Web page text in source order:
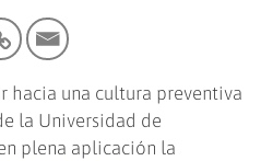
hacia una cultura preventiva
la Universidad de
plena aplicación la